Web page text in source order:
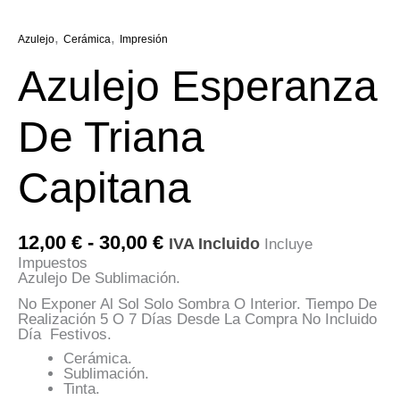
Azulejo, Cerámica, Impresión
Azulejo Esperanza
De Triana
Capitana
12,00 € - 30,00 €Rango
De
Precios:
Desde
12,00 €
Hasta
IVA Incluido Incluye
Impuestos
Azulejo De Sublimación.
No Exponer Al Sol Solo Sombra O Interior. Tiempo De
Realización 5 O 7 Días Desde La Compra No Incluido
Día Festivos.
Cerámica.
Sublimación.
Tinta.